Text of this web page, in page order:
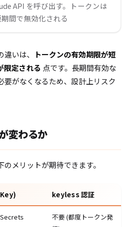
API を呼び出す。トークンは
間で無効化される
いは、
トークンの有効期限が短
限定される 点です。長期間有効な
要がなくなるため、設計上リスク
変わるか
メリットが期待できます。
keyless 認証
不要 (都度トークン発